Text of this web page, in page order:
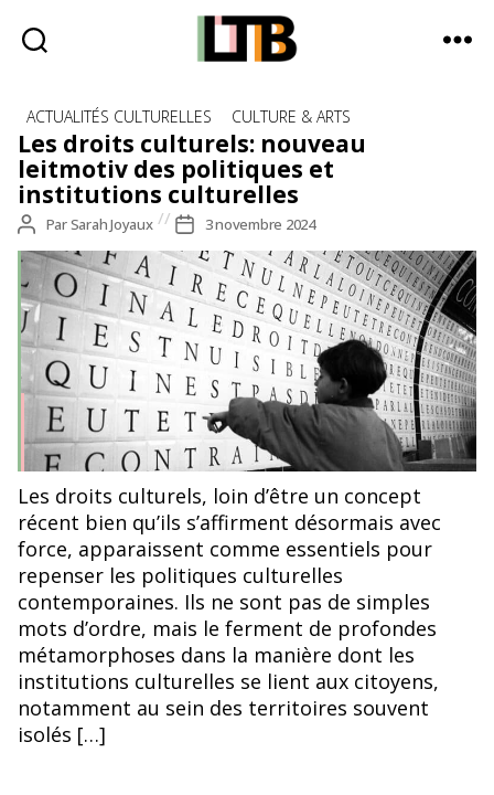
Tote
Bag
-
Média
d'information
quotidienne
Catégories
ACTUALITÉS CULTURELLES CULTURE & ARTS
Les droits culturels: nouveau
leitmotiv des politiques et
institutions culturelles
Auteur
de
l’article
ParSarah Joyaux
Date
de
l’article
3 novembre 2024
FRANÇOISE SCHEIN CONCORDE 1989-1991 Œuvre
immersive en 44000 carreaux de grès, sérigraphie du texte
de la Déclaration des Droits de l’Homme et du Citoyen de
1789. 1000m2 Commande de la RATP, France pour la
station de métro Concorde à Paris.
Les droits culturels, loin d’être un concept
récent bien qu’ils s’affirment désormais avec
force, apparaissent comme essentiels pour
repenser les politiques culturelles
contemporaines. Ils ne sont pas de simples
mots d’ordre, mais le ferment de profondes
métamorphoses dans la manière dont les
institutions culturelles se lient aux citoyens,
notamment au sein des territoires souvent
isolés […]